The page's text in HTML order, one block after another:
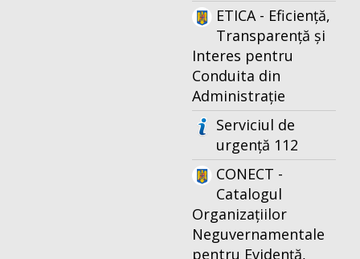
ETICA - Eficiență,
Transparență și
Interes pentru
Conduita din
Administrație
Serviciul de
urgență 112
CONECT -
Catalogul
Organizațiilor
Neguvernamentale
pentru Evidență,